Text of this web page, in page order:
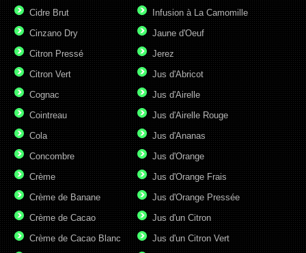
Cidre Brut
Cinzano Dry
Citron Pressé
Citron Vert
Cognac
Cointreau
Cola
Concombre
Crème
Crème de Banane
Crème de Cacao
Crème de Cacao Blanc
Infusion à La Camomille
Jaune d'Oeuf
Jerez
Jus d'Abricot
Jus d'Airelle
Jus d'Airelle Rouge
Jus d'Ananas
Jus d'Orange
Jus d'Orange Frais
Jus d'Orange Pressée
Jus d'un Citron
Jus d'un Citron Vert